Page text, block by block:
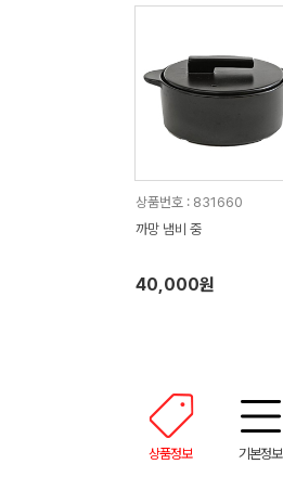
상품번호 : 831660
까망 냄비 중
40,000원
상품정보 기본정보